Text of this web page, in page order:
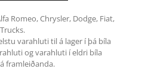
Romeo, Chrysler, Dodge, Fiat,
varahluti til á lager í þá bíla
og varahluti í eldri bíla
framleiðanda.